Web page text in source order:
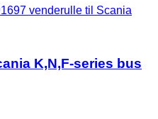
venderulle til Scania
K,N,F-series bus